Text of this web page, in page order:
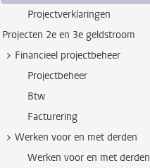
Projectverklaringen
Projecten 2e en 3e geldstroom
Financieel projectbeheer
Projectbeheer
Btw
Facturering
Werken voor en met derden
Werken voor en met derden